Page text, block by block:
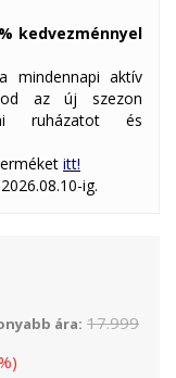
kedvezménnyel
mindennapi aktív
az új szezon
ruházatot és
itt!
ig.
ára: 17.999
)